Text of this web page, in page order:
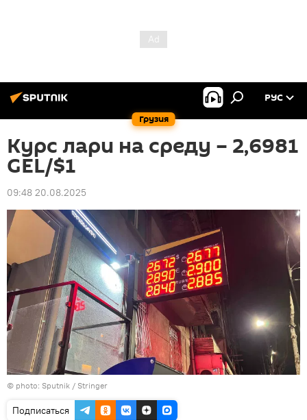
Грузия
РУС
Курс лари на среду – 2,6981
GEL/$1
09:48 20.08.2025
© photo: Sputnik / Stringer
Подписаться